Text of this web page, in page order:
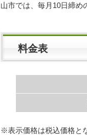
山市では、毎月10日締め
料金表
※表示価格は税込価格と